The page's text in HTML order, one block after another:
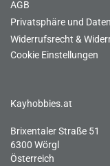
AGB
Privatsphäre und
Widerrufsrecht &
Cookie Einstellungen
Kayhobbies.at
Brixentaler Straße 51
6300 Wörgl
Österreich